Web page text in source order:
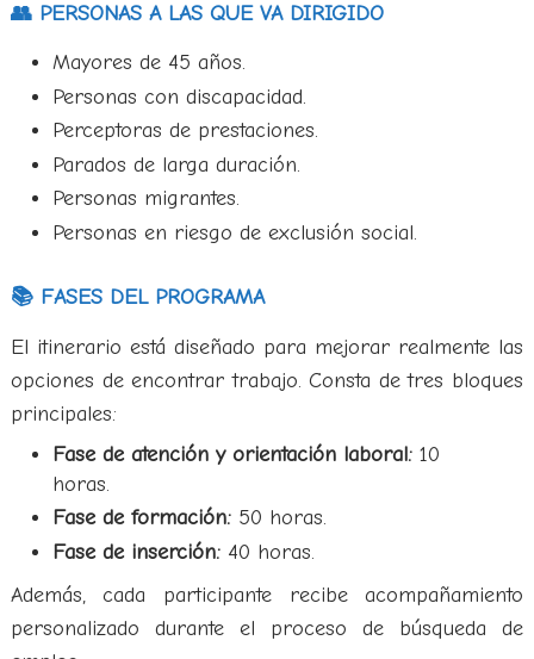
👥 PERSONAS A LAS QUE VA DIRIGIDO
Mayores de 45 años.
Personas con discapacidad.
Perceptoras de prestaciones.
Parados de larga duración.
Personas migrantes.
Personas en riesgo de exclusión social.
📚 FASES DEL PROGRAMA
El itinerario está diseñado para mejorar realmente las
opciones de encontrar trabajo. Consta de tres bloques
principales:
Fase de atención y orientación laboral:10
horas.
Fase de formación:50 horas.
Fase de inserción:40 horas.
Además, cada participante recibe acompañamiento
personalizado durante el proceso de búsqueda de